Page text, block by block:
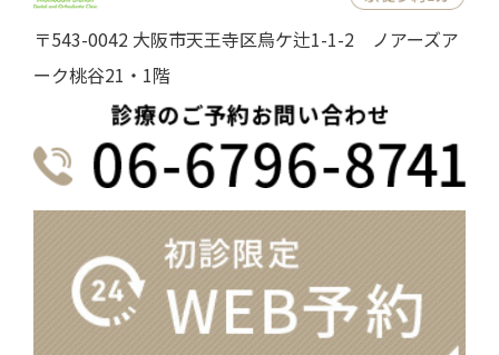
〒543-0042 大阪市天王寺区烏ケ辻1-1-2 ノアーズア
ーク桃谷21・1階